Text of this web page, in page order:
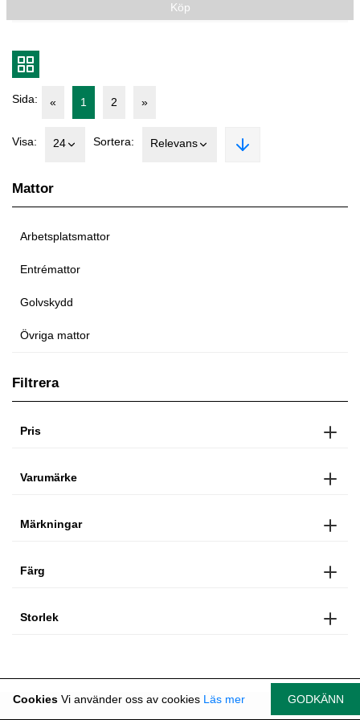
Mattor
Arbetsplatsmattor
Entrémattor
Golvskydd
Övriga mattor
Filtrera
Pris
Varumärke
Märkningar
Färg
Storlek
Köp
Sida: « 1 2 »
Visa: 24 Sortera: Relevans
Cookies Vi använder oss av cookies Läs mer GODKÄNN